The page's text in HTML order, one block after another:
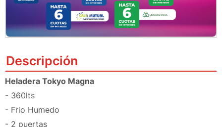
Descripción
Heladera Tokyo Magna
- 360lts
- Frio Humedo
- 2 puertas